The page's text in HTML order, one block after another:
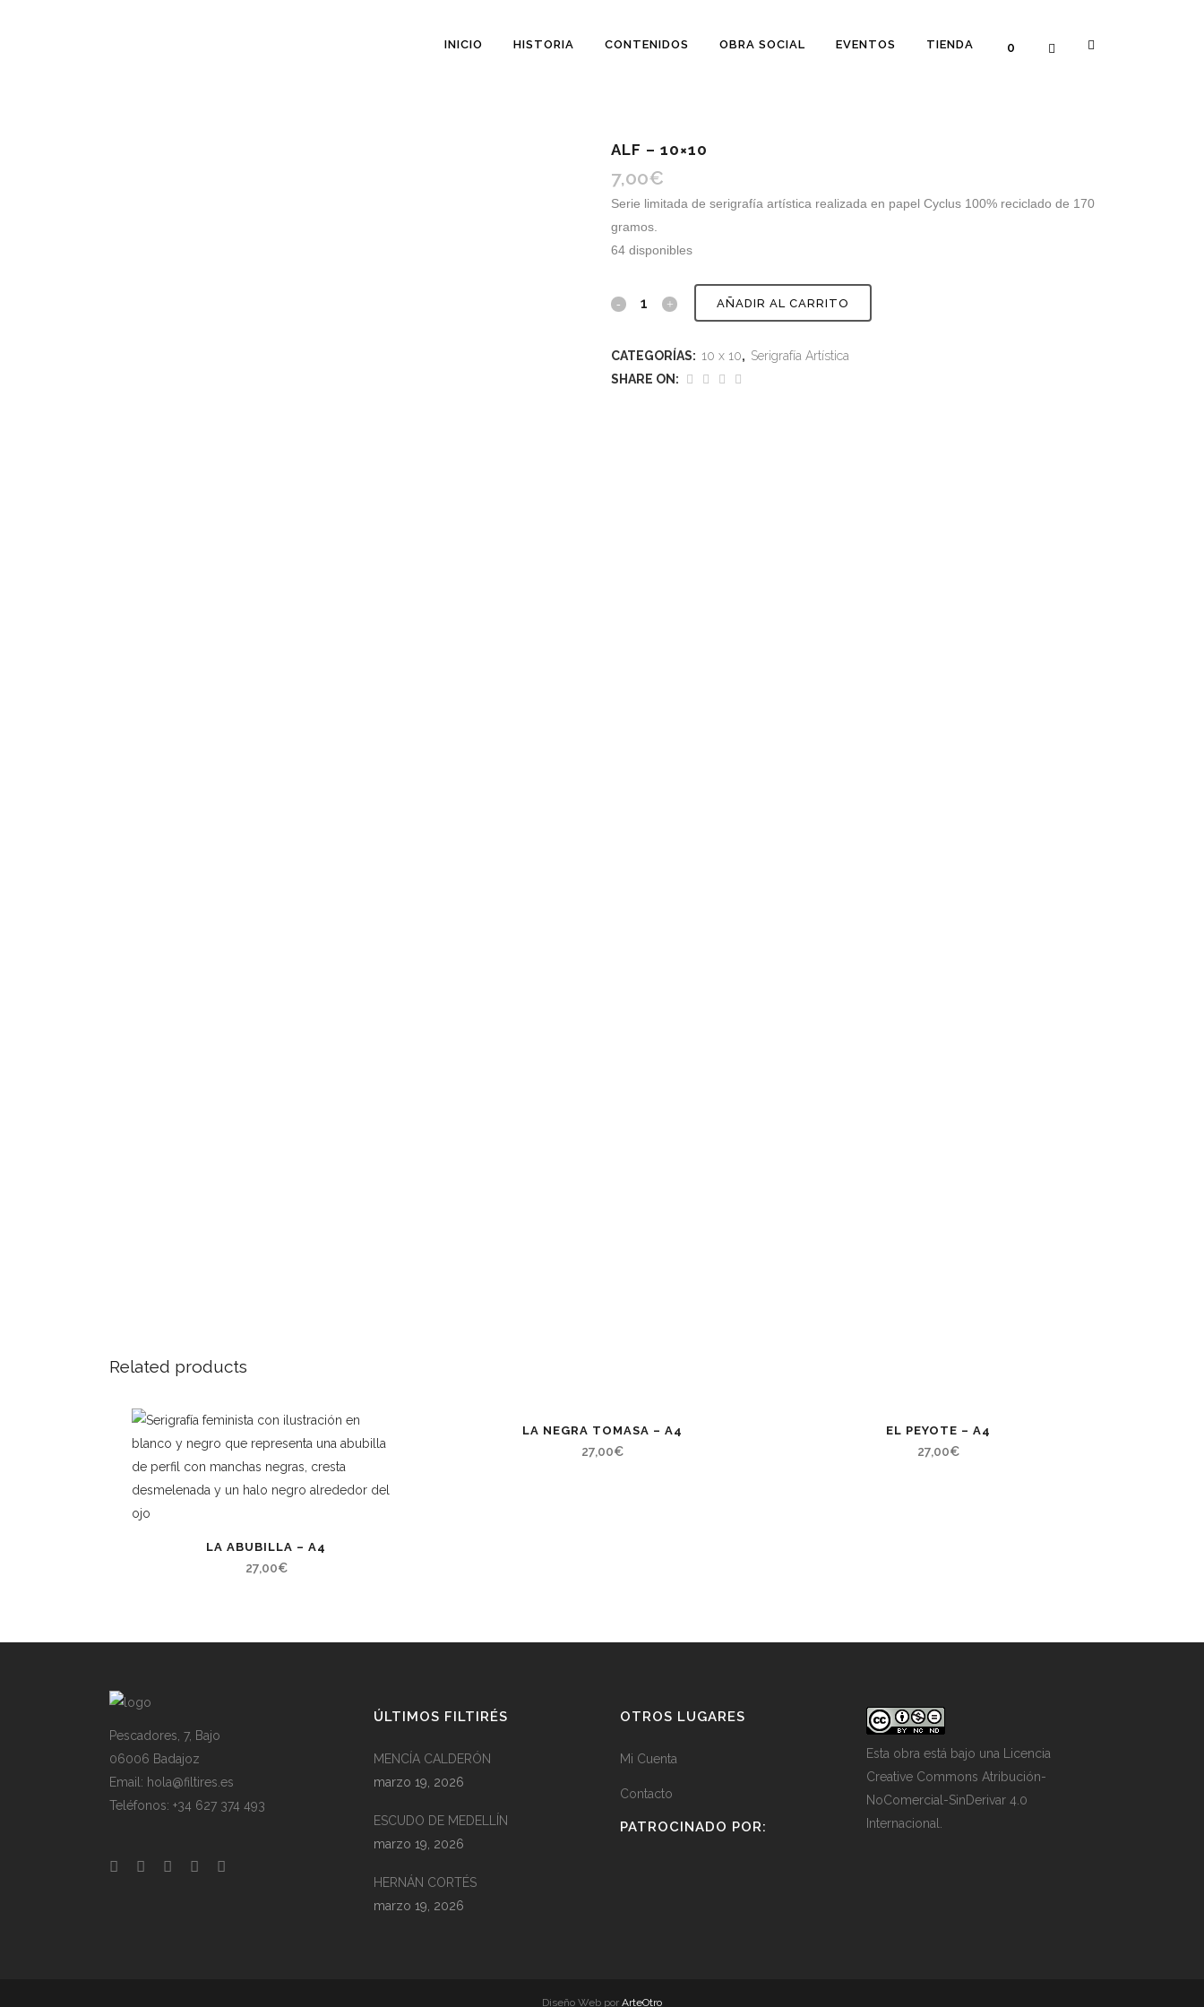
0
INICIO HISTORIA CONTENIDOS OBRA SOCIAL EVENTOS TIENDA
ALF – 10×10
7,00€
Serie limitada de serigrafía artística realizada en papel Cyclus 100% reciclado de 170
gramos.
64 disponibles
AÑADIR AL CARRITO
CATEGORÍAS: 10 x 10, Serigrafía Artística
SHARE ON:
Related products
LA ABUBILLA – A4
27,00€
LA NEGRA TOMASA – A4
27,00€
EL PEYOTE – A4
27,00€
Pescadores, 7, Bajo
06006 Badajoz
Email: hola@filtires.es
Teléfonos: +34 627 374 493
ÚLTIMOS FILTIRÉS
MENCÍA CALDERÓN
marzo 19, 2026
ESCUDO DE MEDELLÍN
marzo 19, 2026
HERNÁN CORTÉS
marzo 19, 2026
OTROS LUGARES
Mi Cuenta
Contacto
PATROCINADO POR:
Esta obra está bajo una
Licencia
Creative Commons Atribución-
NoComercial-SinDerivar 4.0
Internacional
Diseño Web por ArteOtro